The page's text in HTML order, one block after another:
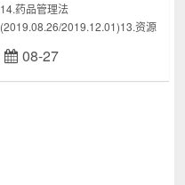
14.药品管理法
(2019.08.26/2019.12.01)13.资源
12.疫苗管理法（2019.06...
08-27